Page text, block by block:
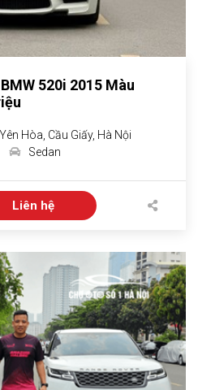
520i 2015 Màu
Hòa, Cầu Giấy, Hà Nội
Sedan
Liên hệ